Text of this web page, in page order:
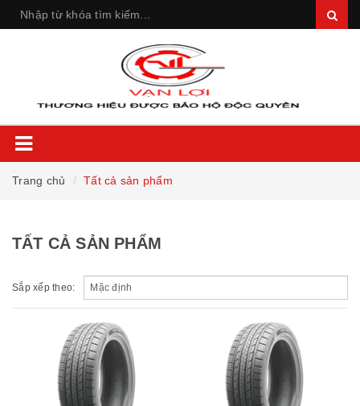
Trang chủ Tất cả sản phẩm
TẤT CẢ SẢN PHẨM
Sắp xếp theo: